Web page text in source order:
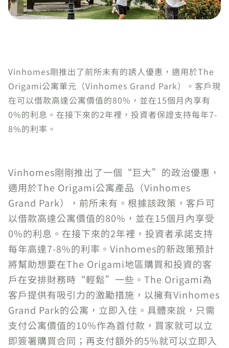
Vinhomes剛推出了前所未有的誘人優惠，適用於The
Origami公寓單元（Vinhomes Grand Park）。客戶現
在可以借款高達公寓價值的80%，並在15個月內享有
0%的利息。在接下來的2年裡，投資者保證支持每年7-
8%的利率。
Vinhomes剛剛推出了一個“巨大”的政治優惠，
適用於The Origami公寓產品（Vinhomes
Grand Park），前所未有。根據該政策，客戶可
以借款高達公寓價值的80%，並在15個月內享受
0%的利息。在接下來的2年裡，投資者承諾支持
每年高達7-8%的利率。Vinhomes的新政策預計
將幫助想要在The Origami地區購買和投資的客
戶在安排財務時“輕鬆”一些。The Origami為
客戶提供有吸引力的激勵措施，以擁有Vinhomes
Grand Park的公寓，立即入住。具體來說，只需
支付公寓價值的10%作為首付款，買家就可以立
即簽署購買合同；再支付額外的5%就可以立即入